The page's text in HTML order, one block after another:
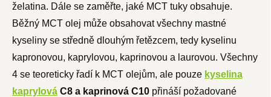
želatina. Dále se zaměřte, jaké MCT tuky obsahuje.
Běžný MCT olej může obsahovat všechny mastné
kyseliny se středně dlouhým řetězcem, tedy kyselinu
kapronovou, kaprylovou, kaprinovou a laurovou. Všechny
4 se teoreticky řadí k MCT olejům, ale pouze kyselina
kaprylová C8 a kaprinová C10 přináší požadované